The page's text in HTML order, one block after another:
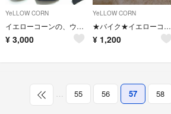
YeLLOW CORN
イエローコーンの、ウェストポーチ
¥ 3,000
YeLLOW CORN
★バイク★イエローコーン★グローブ★
¥ 1,200
… 55 56 57 58